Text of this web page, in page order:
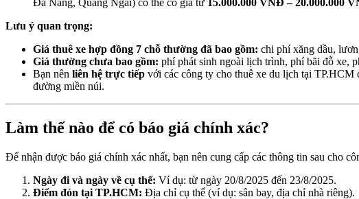
Đà Nẵng, Quảng Ngãi) có thể có giá từ 15.000.000 VNĐ – 20.000.000
Lưu ý quan trọng:
Giá thuê xe hợp đồng 7 chỗ thường đã bao gồm: chi phí xăng dầu,
Giá thường chưa bao gồm: phí phát sinh ngoài lịch trình, phí bãi đỗ xe,
Bạn nên liên hệ trực tiếp với các công ty cho thuê xe du lịch tại TP.HCM
đường miền núi.
Làm thế nào để có báo giá chính xác?
Để nhận được báo giá chính xác nhất, bạn nên cung cấp các thông tin sau cho
Ngày đi và ngày về cụ thể: Ví dụ: từ ngày 20/8/2025 đến 23/8/2025.
Điểm đón tại TP.HCM: Địa chỉ cụ thể (ví dụ: sân bay, địa chỉ nhà riêng).